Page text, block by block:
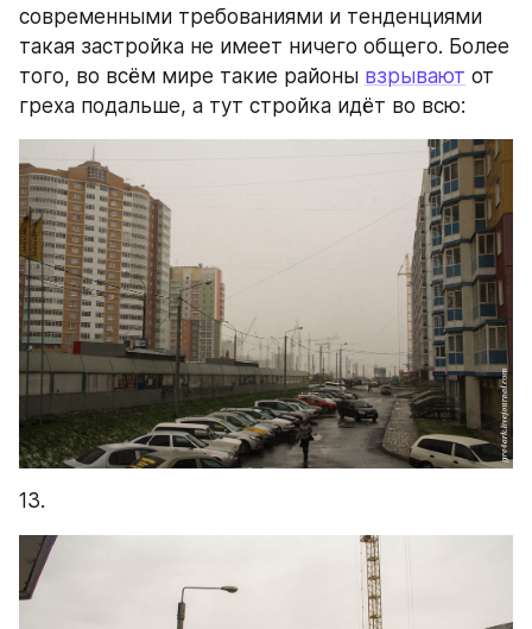
современными требованиями и тенденциями
такая застройка не имеет ничего общего. Более
того, во всём мире такие районы взрывают от
греха подальше, а тут стройка идёт во всю:
13.